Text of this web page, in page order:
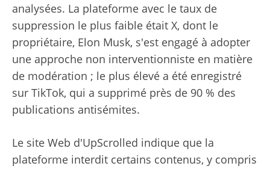
analysées. La plateforme avec le taux de
suppression le plus faible était X, dont le
propriétaire, Elon Musk, s'est engagé à adopter
une approche non interventionniste en matière
de modération ; le plus élevé a été enregistré
sur TikTok, qui a supprimé près de 90 % des
publications antisémites.
Le site Web d'UpScrolled indique que la
plateforme interdit certains contenus, y compris